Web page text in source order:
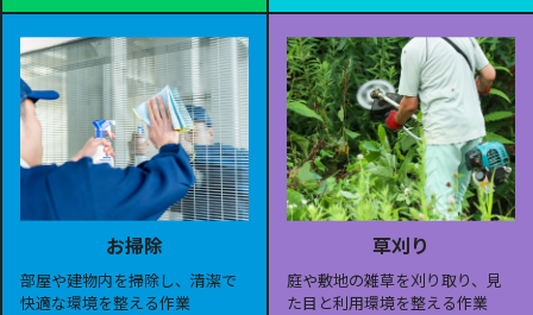
お掃除
部屋や建物内を掃除し、清潔で
快適な環境を整える作業
草刈り
庭や敷地の雑草を刈り取り、見
た目と利用環境を整える作業